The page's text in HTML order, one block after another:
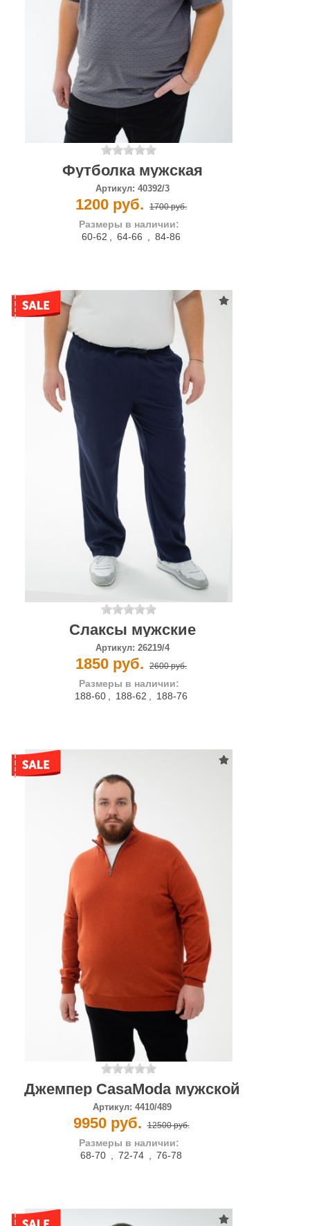
Футболка мужская
Артикул: 40392/3
1200 руб. 1700 руб.
Размеры в наличии:
60-62 , 64-66 , 84-86
Слаксы мужские
Артикул: 26219/4
1850 руб. 2600 руб.
Размеры в наличии:
188-60 , 188-62 , 188-76
Джемпер CasaModa мужской
Артикул: 4410/489
9950 руб. 12500 руб.
Размеры в наличии:
68-70 , 72-74 , 76-78